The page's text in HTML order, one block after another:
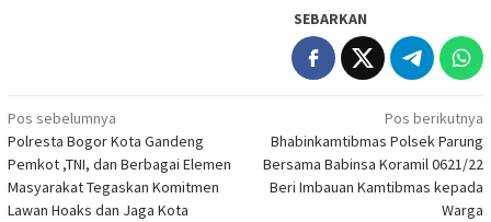
SEBARKAN
Navigasi
pos
Pos sebelumnya
Polresta Bogor Kota Gandeng
Pemkot ,TNI, dan Berbagai Elemen
Masyarakat Tegaskan Komitmen
Lawan Hoaks dan Jaga Kota
Pos berikutnya
Bhabinkamtibmas Polsek Parung
Bersama Babinsa Koramil 0621/22
Beri Imbauan Kamtibmas kepada
Warga